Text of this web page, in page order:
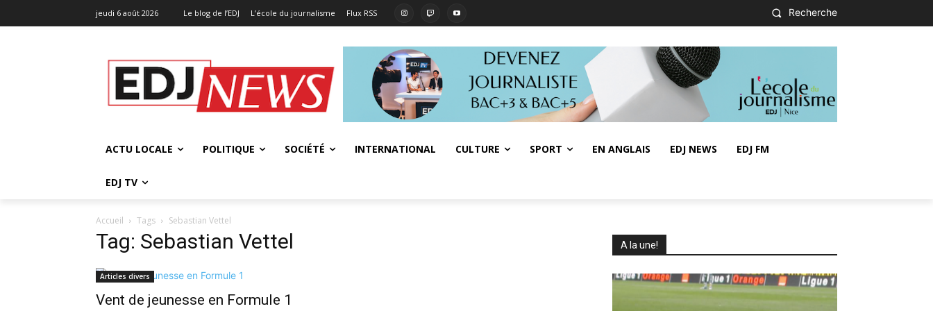
jeudi 6 août 2026 Le blog de l’EDJ L’école du journalisme Flux RSS Recherche
ACTU LOCALE POLITIQUE SOCIÉTÉ INTERNATIONAL CULTURE SPORT EN ANGLAIS EDJ NEWS EDJ FM
EDJ TV
Accueil Tags Sebastian Vettel
Tag: Sebastian Vettel
Articles divers
Vent de jeunesse en Formule 1
A la une!